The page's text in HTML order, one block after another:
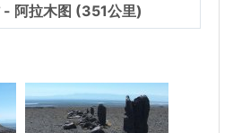
- 阿拉木图 (351公里)